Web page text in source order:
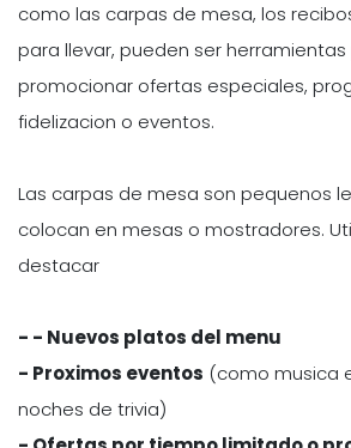
como las carpas de mesa, los
para llevar, pueden ser
promocionar ofertas especiales,
fidelizacion o eventos.
Las carpas de mesa son pequenos
colocan en mesas o mostradores.
destacar
- - Nuevos platos del menu
- Proximos eventos (como musica
noches de trivia)